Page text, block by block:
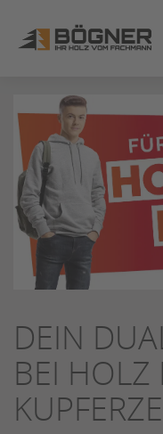
SEITENINHALT
SPRINGEN
DEIN
BEI HOLZ